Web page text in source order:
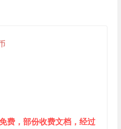
费，部份收费文档，经过